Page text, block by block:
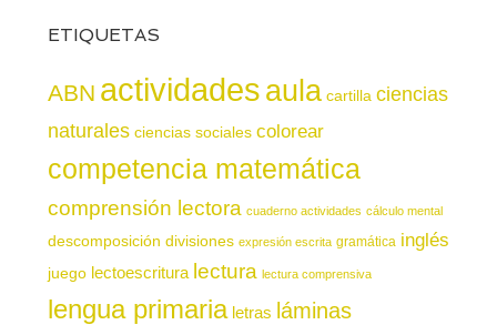
ETIQUETAS
ABN actividadesaula cartilla ciencias
naturales ciencias sociales colorear
competencia matemática
comprensión lectora cuaderno actividades cálculo mental
descomposición divisiones expresión escrita gramática inglés
juego lectoescritura lectura lectura comprensiva
lengua primaria letras láminas